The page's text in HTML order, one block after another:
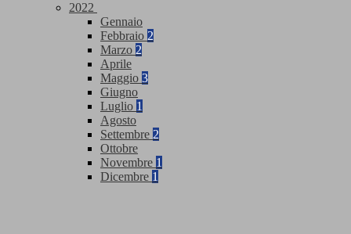
2022
Gennaio
Febbraio 2
Marzo 2
Aprile
Maggio 3
Giugno
Luglio 1
Agosto
Settembre 2
Ottobre
Novembre 1
Dicembre 1